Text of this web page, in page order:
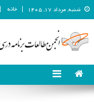
شنبه, مرداد ۱۷, ۱۴۰۵ خانه
انجمن